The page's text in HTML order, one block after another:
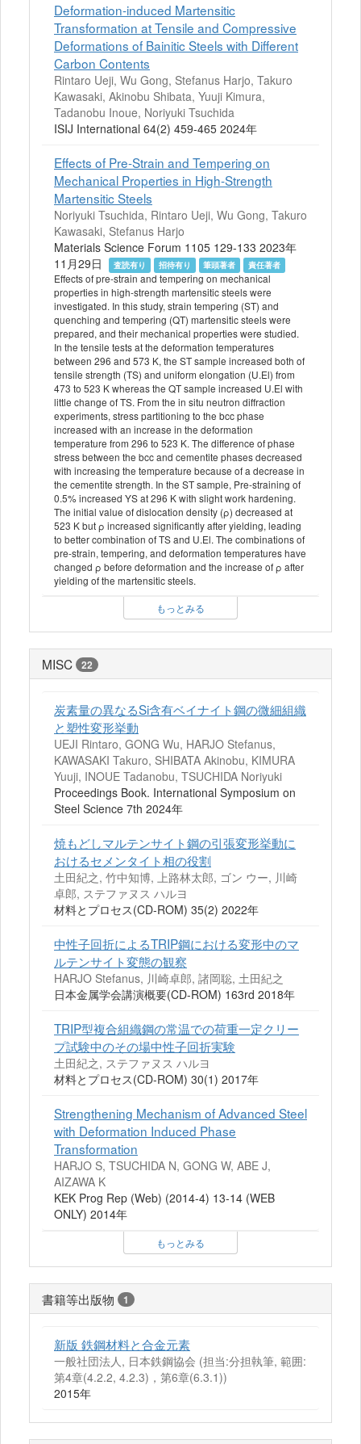
Deformation-induced Martensitic
Transformation at Tensile and Compressive
Deformations of Bainitic Steels with Different
Carbon Contents
Rintaro Ueji, Wu Gong, Stefanus Harjo, Takuro
Kawasaki, Akinobu Shibata, Yuuji Kimura,
Tadanobu Inoue, Noriyuki Tsuchida
ISIJ International 64(2) 459-465 2024年
Effects of Pre-Strain and Tempering on
Mechanical Properties in High-Strength
Martensitic Steels
Noriyuki Tsuchida, Rintaro Ueji, Wu Gong, Takuro
Kawasaki, Stefanus Harjo
Materials Science Forum 1105 129-133 2023年
11月29日
査読有り 招待有り 筆頭著者 責任著者
Effects of pre-strain and tempering on mechanical
properties in high-strength martensitic steels were
investigated. In this study, strain tempering (ST) and
quenching and tempering (QT) martensitic steels were
prepared, and their mechanical properties were studied.
In the tensile tests at the deformation temperatures
between 296 and 573 K, the ST sample increased both of
tensile strength (TS) and uniform elongation (U.El) from
473 to 523 K whereas the QT sample increased U.El with
little change of TS. From the in situ neutron diffraction
experiments, stress partitioning to the bcc phase
increased with an increase in the deformation
temperature from 296 to 523 K. The difference of phase
stress between the bcc and cementite phases decreased
with increasing the temperature because of a decrease in
the cementite strength. In the ST sample, Pre-straining of
0.5% increased YS at 296 K with slight work hardening.
The initial value of dislocation density (ρ) decreased at
523 K but ρ increased significantly after yielding, leading
to better combination of TS and U.El. The combinations of
pre-strain, tempering, and deformation temperatures have
changed ρ before deformation and the increase of ρ after
yielding of the martensitic steels.
もっとみる
MISC 22
炭素量の異なるSi含有ベイナイト鋼の微細組織
と塑性変形挙動
UEJI Rintaro, GONG Wu, HARJO Stefanus,
KAWASAKI Takuro, SHIBATA Akinobu, KIMURA
Yuuji, INOUE Tadanobu, TSUCHIDA Noriyuki
Proceedings Book. International Symposium on
Steel Science 7th 2024年
焼もどしマルテンサイト鋼の引張変形挙動に
おけるセメンタイト相の役割
土田紀之, 竹中知博, 上路林太郎, ゴン ウー, 川崎
卓郎, ステファヌス ハルヨ
材料とプロセス(CD-ROM) 35(2) 2022年
中性子回折によるTRIP鋼における変形中のマ
ルテンサイト変態の観察
HARJO Stefanus, 川崎卓郎, 諸岡聡, 土田紀之
日本金属学会講演概要(CD-ROM) 163rd 2018年
TRIP型複合組織鋼の常温での荷重一定クリー
プ試験中のその場中性子回折実験
土田紀之, ステファヌス ハルヨ
材料とプロセス(CD-ROM) 30(1) 2017年
Strengthening Mechanism of Advanced Steel
with Deformation Induced Phase
Transformation
HARJO S, TSUCHIDA N, GONG W, ABE J,
AIZAWA K
KEK Prog Rep (Web) (2014-4) 13-14 (WEB
ONLY) 2014年
もっとみる
書籍等出版物 1
新版 鉄鋼材料と合金元素
一般社団法人, 日本鉄鋼協会 (担当:分担執筆, 範囲:
第4章(4.2.2, 4.2.3)，第6章(6.3.1))
2015年